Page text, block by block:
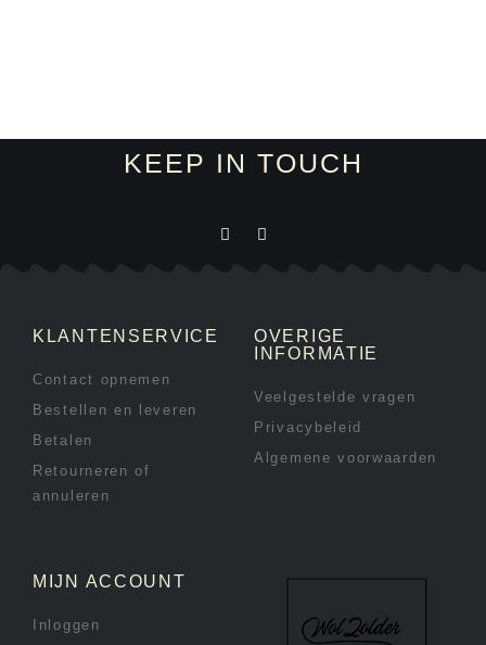
KEEP IN TOUCH
KLANTENSERVICE
Contact opnemen
Bestellen en leveren
Betalen
Retourneren of
annuleren
OVERIGE
INFORMATIE
Veelgestelde vragen
Privacybeleid
Algemene voorwaarden
MIJN ACCOUNT
Inloggen